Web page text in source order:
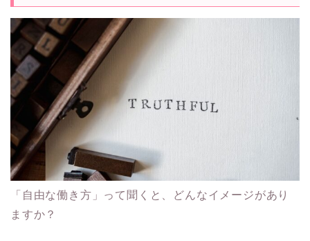
「自由な働き方」って聞くと、どんなイメージがあり
ますか？